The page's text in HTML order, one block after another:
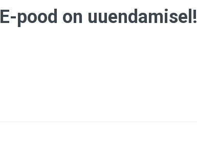
E-pood on uuendamisel!